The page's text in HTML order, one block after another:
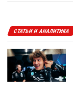
СТАТЬИ И АНАЛИТИКА